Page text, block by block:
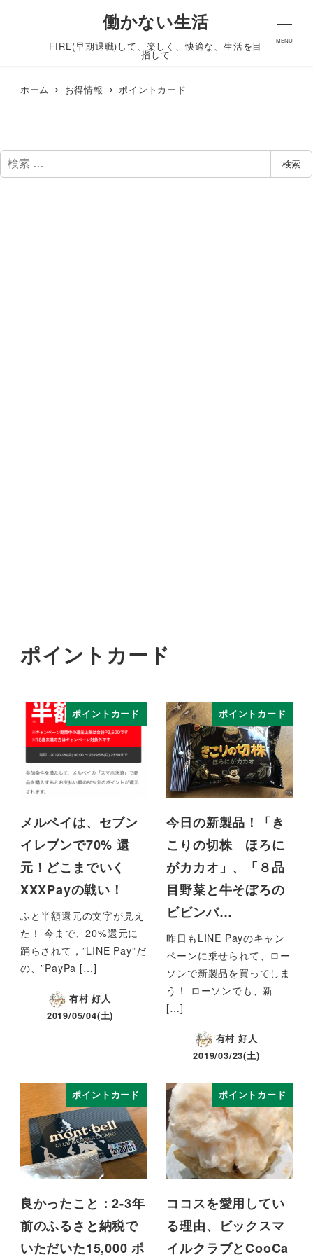
働かない生活
FIRE(早期退職)して、楽しく、快適な、生活を目
指して
MENU
ホーム お得情報 ポイントカード
検
索
検索
ポイントカード
ポイントカード
メルペイは、セブン
イレブンで70% 還
元！どこまでいく
XXXPayの戦い！
ふと半額還元の文字が見え
た！ 今まで、20%還元に
踊らされて，”LINE Pay”だ
の、”PayPa […]
有村 好人
2019/05/04(土)
ポイントカード
今日の新製品！「き
こりの切株 ほろに
がカカオ」、「８品
目野菜と牛そぼろの
ビビンバ…
昨日もLINE Payのキャン
ペーンに乗せられて、ロー
ソンで新製品を買ってしま
う！ ローソンでも、新
[…]
有村 好人
2019/03/23(土)
ポイントカード
良かったこと：2-3年
前のふるさと納税で
いただいた15,000 ポ
ポイントカード
ココスを愛用してい
る理由、ビックスマ
イルクラブとCooCa